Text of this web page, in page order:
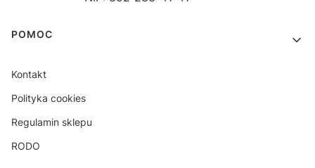
Linki w stopce
POMOC
Kontakt
Polityka cookies
Regulamin sklepu
RODO